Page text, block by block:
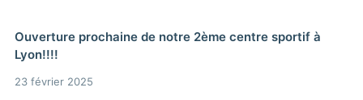
Ouverture prochaine de notre 2ème centre sportif à
Lyon!!!!
23 février 2025